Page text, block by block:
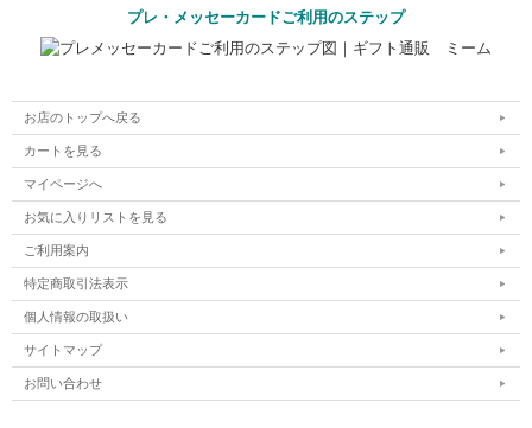
プレ・メッセーカードご利用のステップ
お店のトップへ戻る
カートを見る
マイページへ
お気に入りリストを見る
ご利用案内
特定商取引法表示
個人情報の取扱い
サイトマップ
お問い合わせ